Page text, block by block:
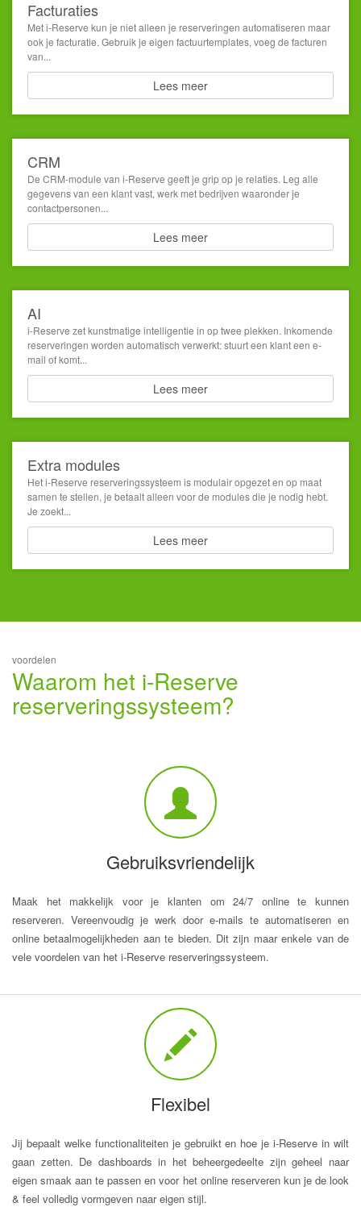
Facturaties
Met i-Reserve kun je niet alleen je reserveringen automatiseren maar
ook je facturatie. Gebruik je eigen factuurtemplates, voeg de facturen
van...
Lees meer
CRM
De CRM-module van i-Reserve geeft je grip op je relaties. Leg alle
gegevens van een klant vast, werk met bedrijven waaronder je
contactpersonen...
Lees meer
AI
i-Reserve zet kunstmatige intelligentie in op twee plekken. Inkomende
reserveringen worden automatisch verwerkt: stuurt een klant een e-
mail of komt...
Lees meer
Extra modules
Het i-Reserve reserveringssysteem is modulair opgezet en op maat
samen te stellen, je betaalt alleen voor de modules die je nodig hebt.
Je zoekt...
Lees meer
voordelen
Waarom het i-Reserve
reserveringssysteem?
Gebruiksvriendelijk
Maak het makkelijk voor je klanten om 24/7 online te kunnen
reserveren. Vereenvoudig je werk door e-mails te automatiseren en
online betaalmogelijkheden aan te bieden. Dit zijn maar enkele van de
vele voordelen van het i-Reserve reserveringssysteem.
Flexibel
Jij bepaalt welke functionaliteiten je gebruikt en hoe je i-Reserve in wilt
gaan zetten. De dashboards in het beheergedeelte zijn geheel naar
eigen smaak aan te passen en voor het online reserveren kun je de look
& feel volledig vormgeven naar eigen stijl.